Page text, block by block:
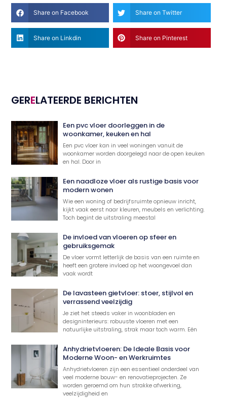
Share on Facebook Share on Twitter
Share on Linkdin Share on Pinterest
GERELATEERDE BERICHTEN
Een pvc vloer doorleggen in de
woonkamer, keuken en hal
Een pvc vloer kan in veel woningen vanuit de
woonkamer worden doorgelegd naar de open keuken
en hal. Door in
Een naadloze vloer als rustige basis voor
modern wonen
Wie een woning of bedrijfsruimte opnieuw inricht,
kijkt vaak eerst naar kleuren, meubels en verlichting.
Toch begint de uitstraling meestal
De invloed van vloeren op sfeer en
gebruiksgemak
De vloer vormt letterlijk de basis van een ruimte en
heeft een grotere invloed op het woongevoel dan
vaak wordt
De lavasteen gietvloer: stoer, stijlvol en
verrassend veelzijdig
Je ziet het steeds vaker in woonbladen en
designinterieurs: robuuste vloeren met een
natuurlijke uitstraling, strak maar toch warm. Eén
Anhydrietvloeren: De Ideale Basis voor
Moderne Woon- en Werkruimtes
Anhydrietvloeren zijn een essentieel onderdeel van
veel moderne bouw- en renovatieprojecten. Ze
worden geroemd om hun strakke afwerking,
veelzijdigheid en